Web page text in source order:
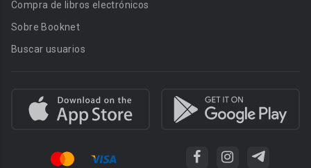
Compra de libros electrónicos
Sobre Booknet
Buscar usuarios